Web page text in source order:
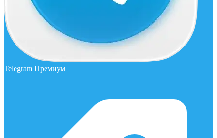
Telegram Премиум